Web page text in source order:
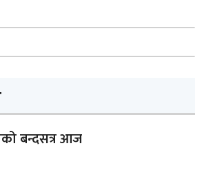
बन्दसत्र आज